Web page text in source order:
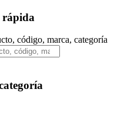
rápida
código, marca, categoría